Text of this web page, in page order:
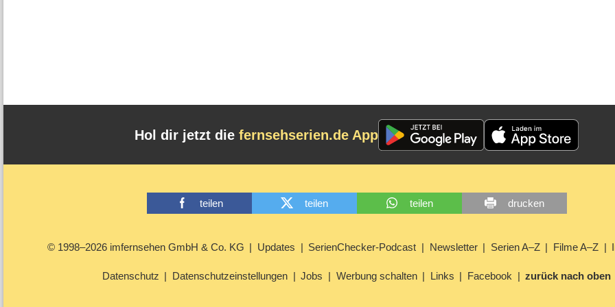
Hol dir jetzt die fernsehserien.de App
teilen teilen teilen drucken
© 1998–2026 imfernsehen GmbH & Co. KG Updates SerienChecker-Podcast Newsletter Serien A–Z Filme A–Z
Datenschutz Datenschutzeinstellungen Jobs Werbung schalten Links Facebook zurück nach oben